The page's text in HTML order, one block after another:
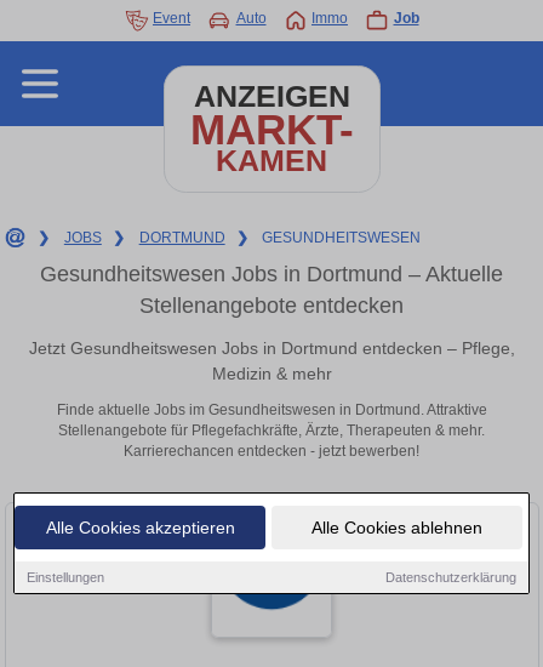
Alle Cookies akzeptieren Alle Cookies ablehnen
Einstellungen Datenschutzerklärung
Event Auto Immo Job
ANZEIGEN
MARKT-
KAMEN
❯ JOBS ❯ DORTMUND ❯ GESUNDHEITSWESEN
Gesundheitswesen Jobs in Dortmund – Aktuelle
Stellenangebote entdecken
Jetzt Gesundheitswesen Jobs in Dortmund entdecken – Pflege,
Medizin & mehr
Finde aktuelle Jobs im Gesundheitswesen in Dortmund. Attraktive
Stellenangebote für Pflegefachkräfte, Ärzte, Therapeuten & mehr.
Karrierechancen entdecken - jetzt bewerben!